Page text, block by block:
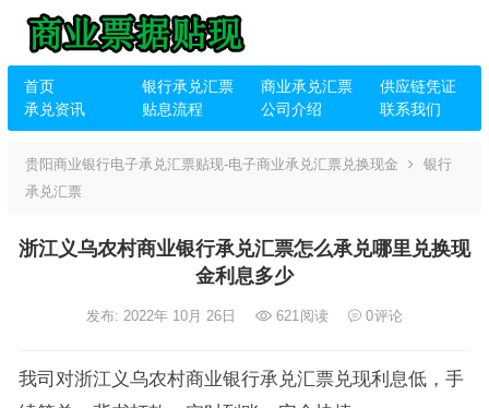
首页 银行承兑汇票 商业承兑汇票
供应链凭证
承兑资讯
贴息流程 公司介绍 联系我们
贵阳商业银行电子承兑汇票贴现-电子商业承兑汇票兑换现金
银行
承兑汇票
浙江义乌农村商业银行承兑汇票怎么承兑哪里兑换现
金利息多少
发布: 2022年 10月 26日 621阅读 0评论
我司对浙江义乌农村商业银行承兑汇票兑现利息低，手